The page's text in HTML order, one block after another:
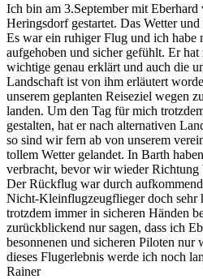
Ich bin am 3.September mit
Heringsdorf gestartet. Das Wetter
Es war ein ruhiger Flug und ich habe
aufgehoben und sicher gefühlt. Er
wichtige genau erklärt und auch die
Landschaft ist von ihm erläutert
unserem geplanten Reiseziel wegen
landen. Um den Tag für mich
gestalten, hat er nach alternativen
so sind wir fern ab von unserem
tollem Wetter gelandet. In Barth
verbracht, bevor wir wieder Richtung
Der Rückflug war durch
Nicht-Kleinflugzeugflieger doch sehr
trotzdem immer in sicheren Händen
zurückblickend nur sagen, dass ich
besonnenen und sicheren Piloten nur
dieses Flugerlebnis werde ich noch
Rainer